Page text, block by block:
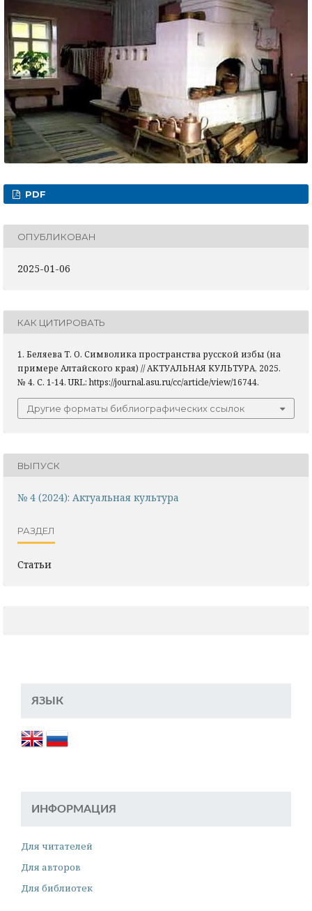
PDF
ОПУБЛИКОВАН
2025-01-06
КАК ЦИТИРОВАТЬ
1. Беляева Т. О. Символика пространства русской избы (на
примере Алтайского края) // АКТУАЛЬНАЯ КУЛЬТУРА, 2025.
№ 4. С. 1-14. URL: https://journal.asu.ru/cc/article/view/16744.
Другие форматы библиографических ссылок
ВЫПУСК
№ 4 (2024): Актуальная культура
РАЗДЕЛ
Статьи
ЯЗЫК
ИНФОРМАЦИЯ
Для читателей
Для авторов
Для библиотек